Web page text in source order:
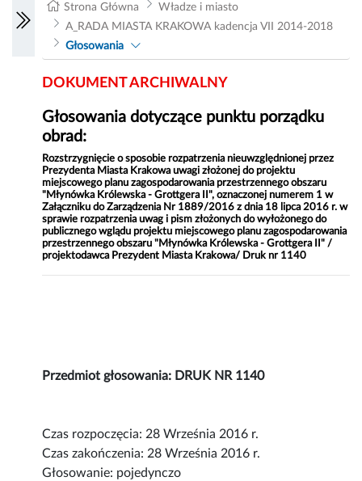
Strona Główna
Władze i miasto
A_RADA MIASTA KRAKOWA kadencja VII 2014-2018
Głosowania
DOKUMENT ARCHIWALNY
Głosowania dotyczące punktu porządku
obrad:
Rozstrzygnięcie o sposobie rozpatrzenia nieuwzględnionej przez
Prezydenta Miasta Krakowa uwagi złożonej do projektu
miejscowego planu zagospodarowania przestrzennego obszaru
"Młynówka Królewska - Grottgera II", oznaczonej numerem 1 w
Załączniku do Zarządzenia Nr 1889/2016 z dnia 18 lipca 2016 r. w
sprawie rozpatrzenia uwag i pism złożonych do wyłożonego do
publicznego wglądu projektu miejscowego planu zagospodarowania
przestrzennego obszaru "Młynówka Królewska - Grottgera II" /
projektodawca Prezydent Miasta Krakowa/ Druk nr 1140
Przedmiot głosowania: DRUK NR 1140
Czas rozpoczęcia: 28 Września 2016 r.
Czas zakończenia: 28 Września 2016 r.
Głosowanie: pojedynczo